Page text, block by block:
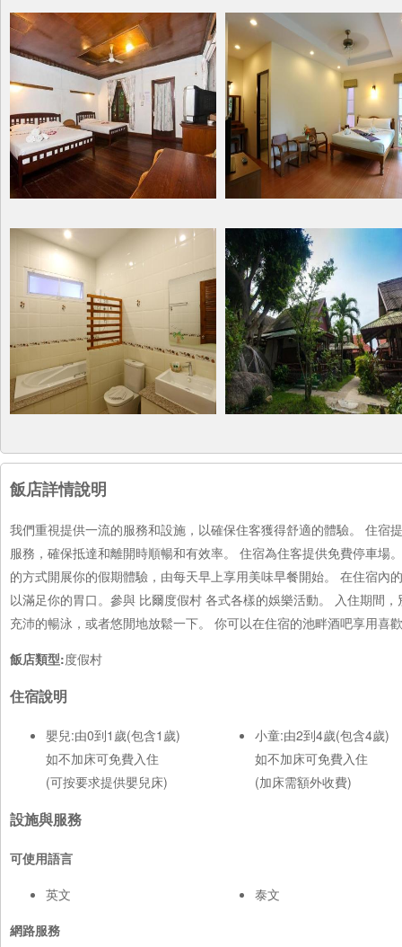
飯店詳情說明
我們重視提供一流的服務和設施，以確保住客獲得舒適的體驗。 住
服務，確保抵達和離開時順暢和有效率。 住宿為住客提供免費停車
的方式開展你的假期體驗，由每天早上享用美味早餐開始。 在住宿
以滿足你的胃口。參與 比爾度假村 各式各樣的娛樂活動。 入住期間
充沛的暢泳，或者悠閒地放鬆一下。 你可以在住宿的池畔酒吧享用喜
飯店類型:度假村
住宿說明
嬰兒:由0到1歲(包含1歲)
如不加床可免費入住
(可按要求提供嬰兒床)
小童:由2到4歲(包含4歲)
如不加床可免費入住
(加床需額外收費)
設施與服務
可使用語言
英文
泰文
網路服務